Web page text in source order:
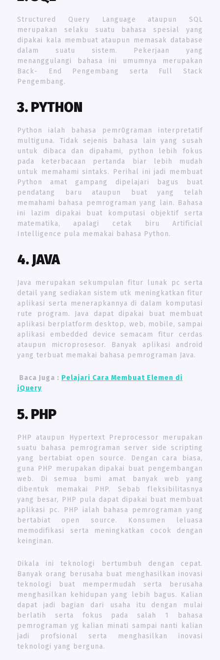
Structured Query Language ataupun SQL
merupakan selaku suatu bahasa spesial yang
dipakai kala membuat ataupun memasak database
dalam suatu sistem. Pekerjaan yang
menanggulangi bahasa ini umumnya merupakan
Back- End Pengembang serta Full Stack
Pengembang.
3. PYTHON
Python ialah bahasa pemr0graman interpretatif
multiguna. Tidak sejenis bahasa lain yang susah
untuk dibaca dan dipahami, python lebih fokus
pada keterbacaan pertanda biar lebih mudah
untuk memahami sintaks. Perihal ini jadi membuat
Python amat gampang dipelajari bagus buat
pendatang baru ataupun buat yang telah
memahami bahasa pemrograman yang lain. Bahasa
ini lazim dipakai buat komputasi objektif serta
matematika, apalagi cetak biru Artificial
Intelligence pula memakai bahasa Python.
4. JAVA
Java merupakan sekumpulan fitur lunak pc serta
detail yang sediakan sistem utk meningkatkan fitur
aplikasi serta menerapkannya di dalam komputasi
rute program. Java dapat dipakai buat membuat
aplikasi berplatform desktop, web, mobile, sampai
aplikasi embedded device semacam fitur cerdas
ataupun microprosesor. Banyak aplikasi android
yang terbuat memakai bahasa pemrograman Java.
Baca Juga : Pelajari Cara Membuat Elemen di
jQuery
5. PHP
PHP ataupun Hypertext Preprocessor merupakan
suatu bahasa pemrograman server side scripting
yang bertabiat open source. Dengan cara biasa,
guna PHP merupakan dipakai buat pengembangan
web. Di semua bumi amat banyak web yang
dibentuk memakai PHP. Sebab fleksibilitasnya
yang besar, PHP pula dapat dipakai buat membuat
aplikasi pc. PHP ialah bahasa pemrograman yang
bertabiat open source. Konsumen leluasa
memodifikasi serta meningkatkan cocok dengan
keinginan.
Dikala ini teknologi bertumbuh dengan cepat.
Banyak orang berusaha buat menghasilkan inovasi
teknologi buat mempermudah serta berusaha
menghasilkan kehidupan yang lebih bagus. Kalian
dapat jadi bagian dari usaha itu dengan mulai
berlatih serta fokus pada salah 1 bahasa
pemrograman yg kalian minati sampai nanti kalian
jadi profsional serta menghasilkan inovasi
teknologi yang berguna.